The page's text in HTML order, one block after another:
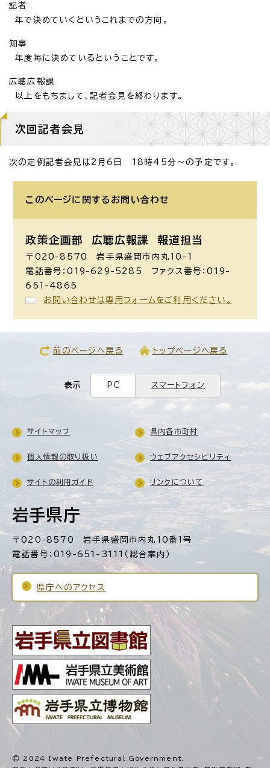
記者
年で決めていくというこれまでの方向。
知事
年度毎に決めているということです。
広聴広報課
以上をもちまして、記者会見を終わります。
次回記者会見
次の定例記者会見は2月6日 18時45分～の予定です。
このページに関する お問い合わせ
政策企画部 広聴広報課 報道担当
〒020-8570 岩手県盛岡市内丸10-1
電話番号：019-629-5285 ファクス番号：019-
651-4865
お問い合わせは専用フォームをご利用ください。
前のページへ戻る トップページへ戻る
表示 PC スマートフォン
岩手県庁
〒020-8570 岩手県盛岡市内丸10番1号
電話番号：019-651-3111（総合案内）
県庁へのアクセス
サイトマップ 県内各市町村
個人情報の取り扱い ウェブアクセシビリティ
サイトの利用ガイド リンクについて
© 2024 Iwate Prefectural Government.